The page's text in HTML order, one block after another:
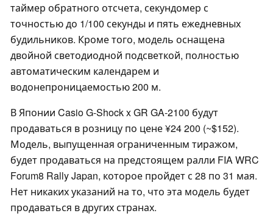
таймер обратного отсчета, секундомер с
точностью до 1/100 секунды и пять ежедневных
будильников. Кроме того, модель оснащена
двойной светодиодной подсветкой, полностью
автоматическим календарем и
водонепроницаемостью 200 м.
В Японии Casio G-Shock x GR GA-2100 будут
продаваться в розницу по цене ¥24 200 (~$152).
Модель, выпущенная ограниченным тиражом,
будет продаваться на предстоящем ралли FIA WRC
Forum8 Rally Japan, которое пройдет с 28 по 31 мая.
Нет никаких указаний на то, что эта модель будет
продаваться в других странах.